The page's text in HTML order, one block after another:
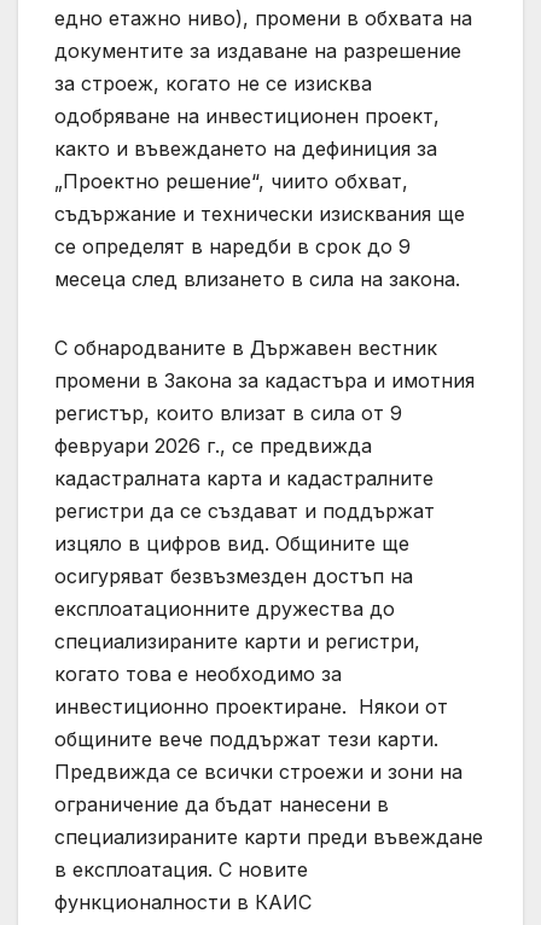
едно етажно ниво), промени в обхвата на
документите за издаване на разрешение
за строеж, когато не се изисква
одобряване на инвестиционен проект,
както и въвеждането на дефиниция за
„Проектно решение“, чиито обхват,
съдържание и технически изисквания ще
се определят в наредби в срок до 9
месеца след влизането в сила на закона.
С обнародваните в Държавен вестник
промени в Закона за кадастъра и имотния
регистър, които влизат в сила от 9
февруари 2026 г., се предвижда
кадастралната карта и кадастралните
регистри да се създават и поддържат
изцяло в цифров вид. Общините ще
осигуряват безвъзмезден достъп на
експлоатационните дружества до
специализираните карти и регистри,
когато това е необходимо за
инвестиционно проектиране. Някои от
общините вече поддържат тези карти.
Предвижда се всички строежи и зони на
ограничение да бъдат нанесени в
специализираните карти преди въвеждане
в експлоатация. С новите
функционалности в КАИС